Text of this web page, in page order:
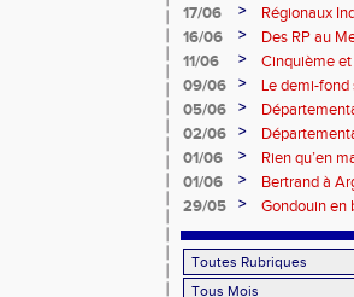
17/06
>
Régionaux
16/06
>
Des RP au
11/06
>
Cinquième
09/06
>
Le demi-fond
05/06
>
02/06
>
01/06
>
Rien qu’en
01/06
>
Bertrand à
29/05
> Gondouin en